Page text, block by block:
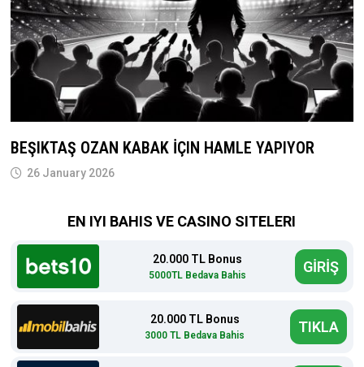
BEŞIKTAŞ OZAN KABAK İÇIN HAMLE YAPIYOR
26 January 2026
EN IYI BAHIS VE CASINO SITELERI
20.000 TL Bonus
5000TL Bedava Bahis GİRİŞ
20.000 TL Bonus
3000 TL Bedava Bahis TIKLA